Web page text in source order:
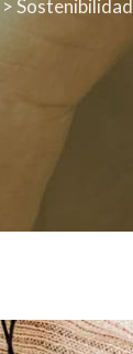
>Sostenibilidad